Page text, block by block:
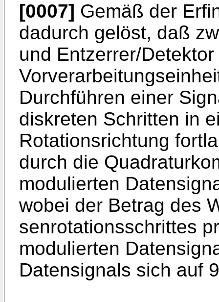
[0007] Gemäß der
dadurch gelöst, daß
und Entzerrer/
Durchführen einer
diskreten Schrit­ten in
Rotationsrichtung
durch die
modulierten
wobei der Betrag des
senrotationsschrittes
modulierten
Datensignals sich auf